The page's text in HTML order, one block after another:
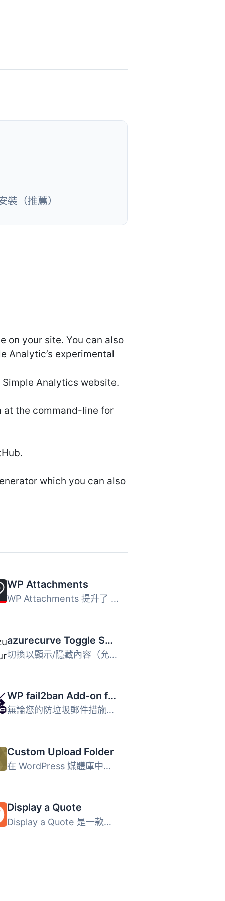
裝（推薦）
on your site. You can also
Analytic’s experimental
Analytics website.
at the command-line for
which you can also
WP Attachments
WP Attachments 提升了 WordPress 中的下載體驗與檔案管理，...
azurecurve Toggle Show/Hide
切換以顯示/隱藏內容（允許自定義標題）。 使用基本格式 [tog...
WP fail2ban Add-on for Gravity Forms
無論您的防垃圾郵件措施有多好，仍會有一些垃圾郵件通過。這...
Custom Upload Folder
在 WordPress 媒體庫中上傳檔案到自訂目錄。
Display a Quote
Display a Quote 是一款輕量級的 WordPress 外掛，能隨機顯示...